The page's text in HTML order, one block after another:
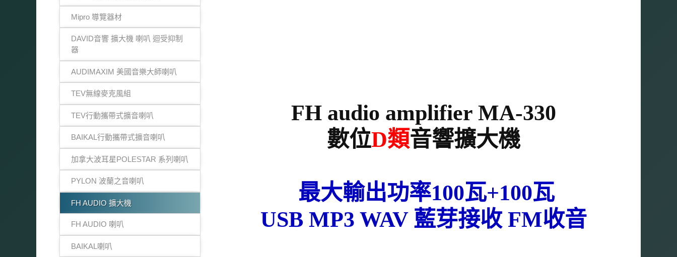
Mipro 導覽器材
DAVID音響 擴大機 喇叭 迴受抑制
器
AUDIMAXIM 美國音樂大師喇叭
TEV無線麥克風組
TEV行動攜帶式擴音喇叭
BAIKAL行動攜帶式擴音喇叭
加拿大波耳星POLESTAR 系列喇叭
PYLON 波蘭之音喇叭
FH AUDIO 擴大機
FH AUDIO 喇叭
BAIKAL喇叭
FH audio amplifier MA-330
數位D類音響擴大機
最大輸出功率100瓦+100瓦
USB MP3 WAV 藍芽接收 FM收音